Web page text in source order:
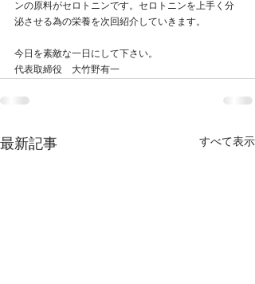
ンの原料がセロトニンです。セロトニンを上手く分
泌させる為の栄養を次回紹介していきます。
今日を素敵な一日にして下さい。
代表取締役　大竹野有一
最新記事 すべて表示